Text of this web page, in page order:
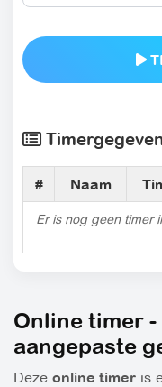
# Naam
Er is nog geen timer
Online timer
aangepaste
Deze online timer is